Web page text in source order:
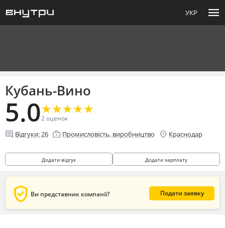
УКР menu
Кубань-Вино
5.0★
★★
★★
★★
★★
★
2оценок
comment Відгуки:26 enterprise Промисловість, виробництво location_on Краснодар
Додати відгук Додати зарплату
verified_user Ви представник компанії? Подати заявку